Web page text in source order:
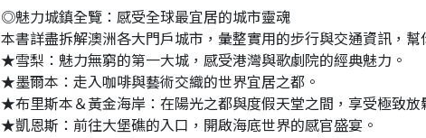
◎魅力城鎮全覽：感受全球最宜居的城市靈魂
本書詳盡拆解澳洲各大門戶城市，彙整實用的步行與交通資訊，幫
★雪梨：魅力無窮的第一大城，感受港灣與歌劇院的經典魅力。
★墨爾本：走入咖啡與藝術交織的世界宜居之都。
★布里斯本＆黃金海岸：在陽光之都與度假天堂之間，享受極致放
★凱恩斯：前往大堡礁的入口，開啟海底世界的感官盛宴。